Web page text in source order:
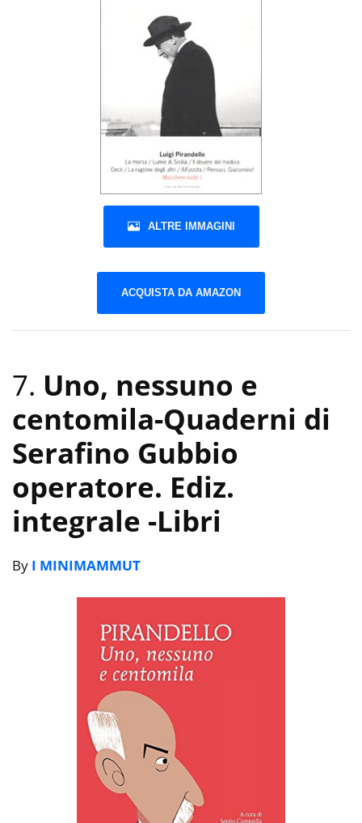
ALTRE IMMAGINI
ACQUISTA DA AMAZON
7. Uno, nessuno e
centomila-Quaderni di
Serafino Gubbio
operatore. Ediz.
integrale -Libri
By I MINIMAMMUT